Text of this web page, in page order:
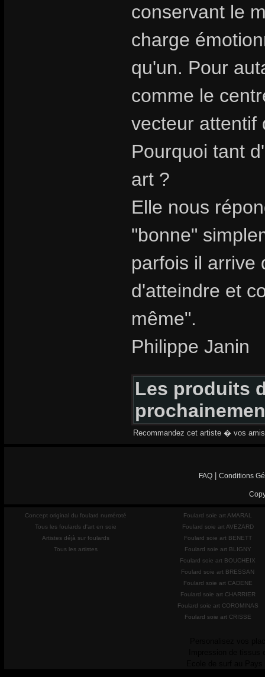
conservant le
charge
qu'un. Pour
comme le
vecteur attentif
Pourquoi tant
art ?
Elle nous
"bonne"
parfois il arrive
d'atteindre et
même".
Philippe Janin
Les produits
Recommandez cet artiste � vos
FAQ Conditions
Concept original du foulard numéroté
Tous les foulards d'art en soie
Artistes déjà sur foulards
Tous les artistes
Foulard soie art AMARAL
Foulard soie art AVEZARD
Foulard soie art BENETT
Foulard soie art BLIGNY
Foulard soie art BOUCHEIX
Foulard soie art BRESSAN
Foulard soie art CADENE
Foulard soie art CHARRIER
Foulard soie art COROMINAS
Foulard soie art CRISSE